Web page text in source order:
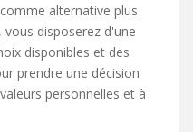
alternative plus
disposerez d'une
disponibles et des
prendre une décision
personnelles et à